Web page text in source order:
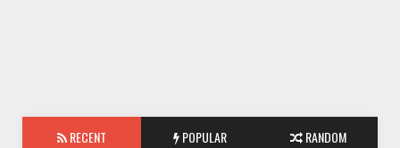
RECENT POPULAR RANDOM